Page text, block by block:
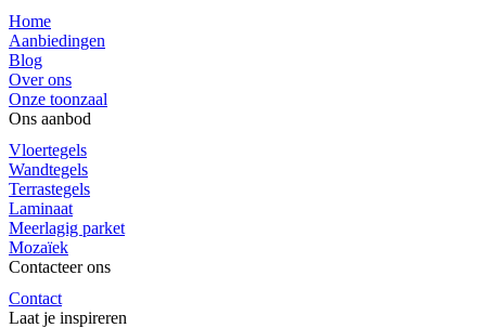
Home
Aanbiedingen
Blog
Over ons
Onze toonzaal
Ons aanbod
Vloertegels
Wandtegels
Terrastegels
Laminaat
Meerlagig parket
Mozaïek
Contacteer ons
Contact
Laat je inspireren